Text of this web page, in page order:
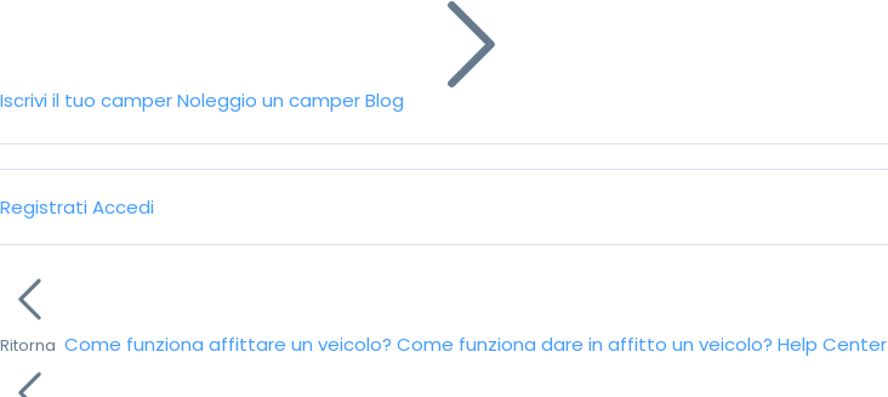
Iscrivi il tuo camperNoleggio un camperBlog
Registrati Accedi
Ritorna Come funziona affittare un veicolo? Come funziona dare in affitto un veicolo? Help Center